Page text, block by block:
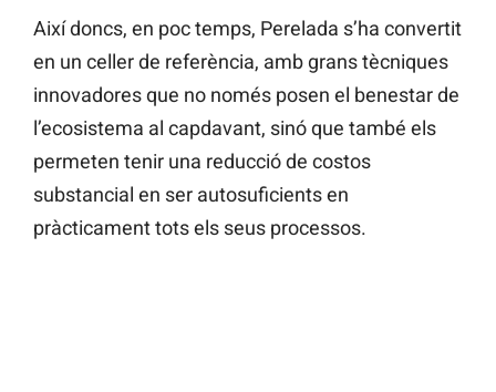
Així doncs, en poc temps, Perelada s’ha convertit
en un celler de referència, amb grans tècniques
innovadores que no només posen el benestar de
l’ecosistema al capdavant, sinó que també els
permeten tenir una reducció de costos
substancial en ser autosuficients en
pràcticament tots els seus processos.